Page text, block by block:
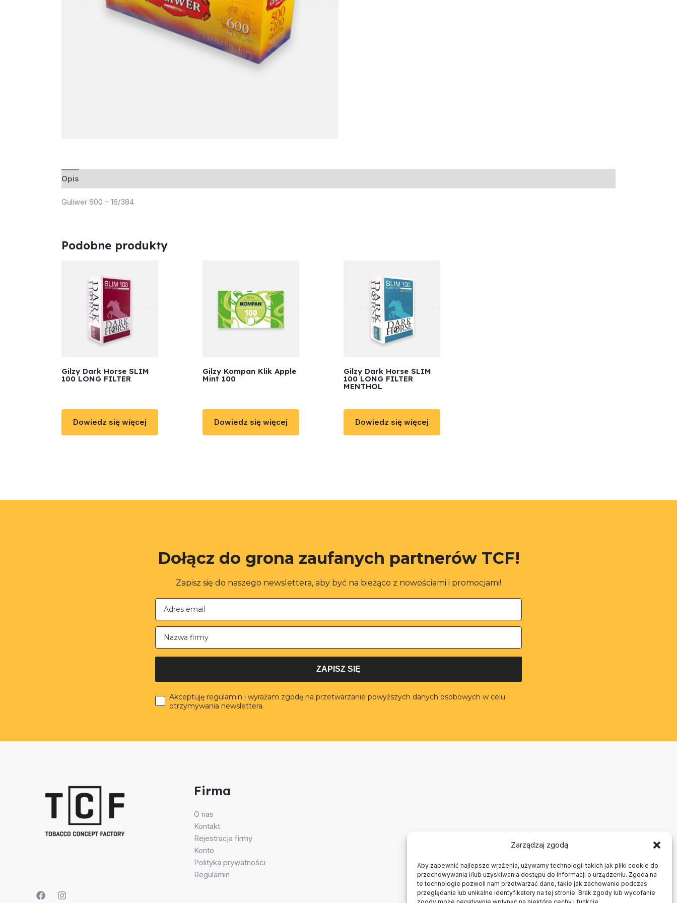
Zarządzaj zgodą
Aby zapewnić najlepsze wrażenia, używamy technologii takich jak pliki cookie do
przechowywania i/lub uzyskiwania dostępu do informacji o urządzeniu. Zgoda na
te technologie pozwoli nam przetwarzać dane, takie jak zachowanie podczas
przeglądania lub unikalne identyfikatory na tej stronie. Brak zgody lub wycofanie
Opis
Guliwer 600 – 16/384
Podobne produkty
Gilzy Dark Horse SLIM
100 LONG FILTER
Dowiedz się więcej
Gilzy Kompan Klik Apple
Mint 100
Dowiedz się więcej
Gilzy Dark Horse SLIM
100 LONG FILTER
MENTHOL
Dowiedz się więcej
Dołącz do grona zaufanych partnerów TCF!
Zapisz się do naszego newslettera, aby być na bieżąco z nowościami i promocjami!
Nazwa firmy
ZAPISZ SIĘ
Akceptuję regulamin i wyrażam zgodę na przetwarzanie powyższych danych osobowych w celu
otrzymywania newslettera.
Firma
O nas
Kontakt
Rejestracja firmy
Konto
Polityka prywatności
Regulamin